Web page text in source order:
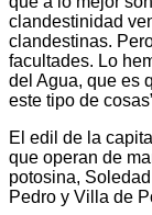
clandestinidad
clandestinas.
facultades. Lo
del Agua, que es
este tipo de
El edil de la
que operan de
potosina,
Pedro y Villa de